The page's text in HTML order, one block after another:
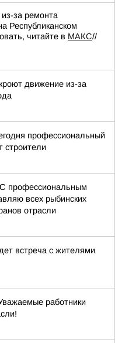
за ремонта
Республиканском
читайте в МАКС//
движение из-за
профессиональный
строители
профессиональным
всех рыбинских
отрасли
встреча с жителями
работники